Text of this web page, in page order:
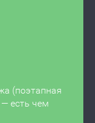
(поэтапная
есть чем